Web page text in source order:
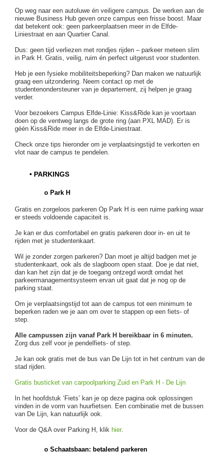
Op weg naar een autoluwe én veiligere campus. De werken aan de
nieuwe Business Hub geven onze campus een frisse boost. Maar
dat betekent ook: geen parkeerplaatsen meer in de Elfde-
Liniestraat en aan Quartier Canal.
Dus: geen tijd verliezen met rondjes rijden – parkeer meteen slim
in Park H. Gratis, veilig, ruim én perfect uitgerust voor studenten.
Heb je een fysieke mobiliteitsbeperking? Dan maken we natuurlijk
graag een uitzondering. Neem contact op met de
studentenondersteuner van je departement, zij helpen je graag
verder.
Voor bezoekers Campus Elfde-Linie: Kiss&Ride kan je voortaan
doen op de ventweg langs de grote ring (aan PXL MAD). Er is
géén Kiss&Ride meer in de Elfde-Liniestraat.
Check onze tips hieronder om je verplaatsingstijd te verkorten en
vlot naar de campus te pendelen.
• PARKINGS
o Park H
Gratis en zorgeloos parkeren Op Park H is een ruime parking waar
er steeds voldoende capaciteit is.
Je kan er dus comfortabel en gratis parkeren door in- en uit te
rijden met je studentenkaart.
Wil je zonder zorgen parkeren? Dan moet je altijd badgen met je
studentenkaart, ook als de slagboom open staat. Doe je dat niet,
dan kan het zijn dat je de toegang ontzegd wordt omdat het
parkeermanagementsysteem ervan uit gaat dat je nog op de
parking staat.
Om je verplaatsingstijd tot aan de campus tot een minimum te
beperken raden we je aan om over te stappen op een fiets- of
step.
Alle campussen zijn vanaf Park H bereikbaar in 6 minuten.
Zorg dus zelf voor je pendelfiets- of step.
Je kan ook gratis met de bus van De Lijn tot in het centrum van de
stad rijden.
Gratis busticket van carpoolparking Zuid en Park H - De Lijn
In het hoofdstuk ‘Fiets’ kan je op deze pagina ook oplossingen
vinden in de vorm van huurfietsen. Een combinatie met de bussen
van De Lijn, kan natuurlijk ook.
Voor de Q&A over Parking H, klik hier.
o Schaatsbaan: betalend parkeren